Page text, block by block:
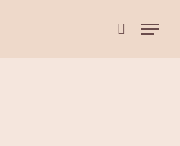
pesquisar
Menu